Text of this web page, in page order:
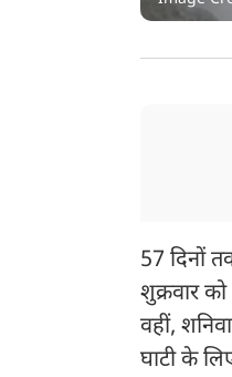
57 दिनों
शुक्रवार
वहीं,
घाटी के